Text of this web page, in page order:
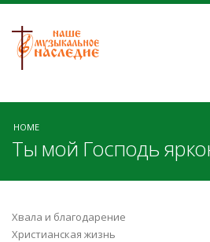
HOME
Ты мой Господь
Хвала и благодарение
Христианская жизнь